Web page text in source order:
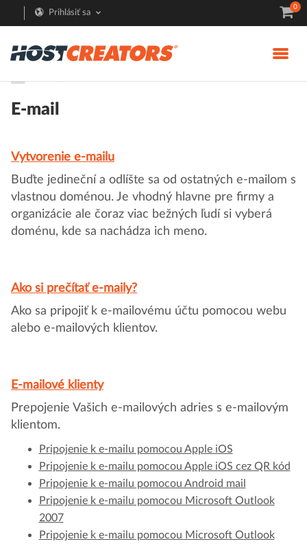
Prihlásiť sa
0
E-mail
Vytvorenie e-mailu
Buďte jedineční a odlíšte sa od ostatných e-mailom s
vlastnou doménou. Je vhodný hlavne pre firmy a
organizácie ale čoraz viac bežných ľudí si vyberá
doménu, kde sa nachádza ich meno.
Ako si prečítať e-maily?
Ako sa pripojiť k e-mailovému účtu pomocou webu
alebo e-mailových klientov.
E-mailové klienty
Prepojenie Vašich e-mailových adries s e-mailovým
klientom.
Pripojenie k e-mailu pomocou Apple iOS
Pripojenie k e-mailu pomocou Apple iOS cez QR kód
Pripojenie k e-mailu pomocou Android mail
Pripojenie k e-mailu pomocou Microsoft Outlook
2007
Pripojenie k e-mailu pomocou Microsoft Outlook